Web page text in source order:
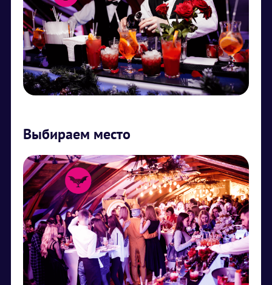
Выбираем место